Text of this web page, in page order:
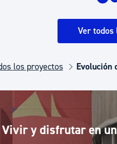
Ver todos
los proyectos Evolución
Vivir y disfrutar en